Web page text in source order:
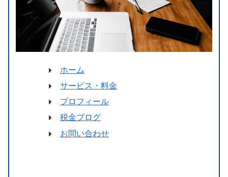
ホーム
サービス・料金
プロフィール
税金ブログ
お問い合わせ